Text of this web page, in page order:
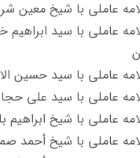
عاملي با شيخ معين
عاملي با سید
عاملي با سيد حسين
عاملي با سيد علي
عاملي با شيخ ابراهيم
عاملي با شيخ أحمد